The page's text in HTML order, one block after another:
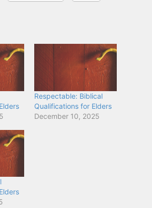
Respectable: Biblical
Qualifications for Elders
December 10, 2025